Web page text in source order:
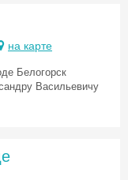
на карте
Белогорск
Васильевичу